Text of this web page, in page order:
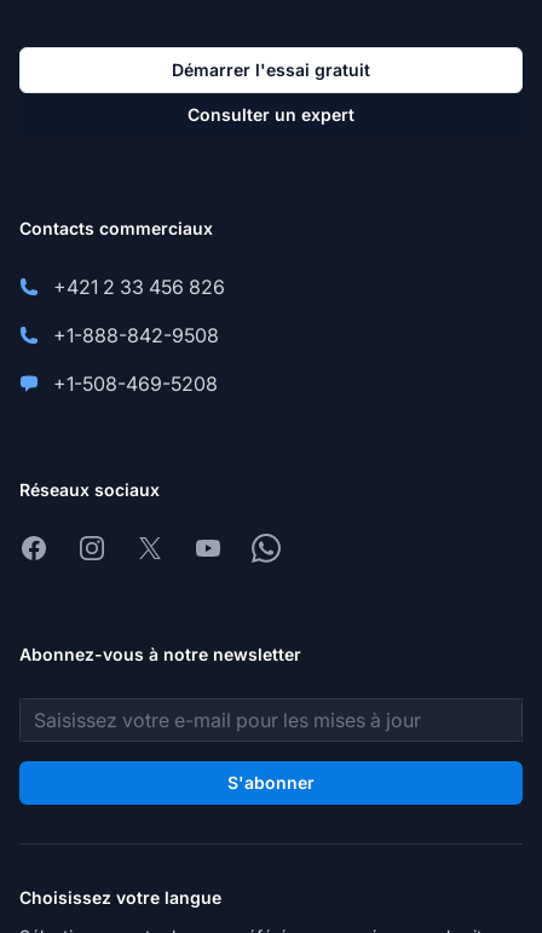
Démarrer l'essai gratuit
Consulter un expert
Contacts commerciaux
+421 2 33 456 826
+1-888-842-9508
+1-508-469-5208
Réseaux sociaux
FacebookInstagram
X YoutubeWhatsapp
Abonnez-vous à notre newsletter
Adresse e-mail
S'abonner
Choisissez votre langue